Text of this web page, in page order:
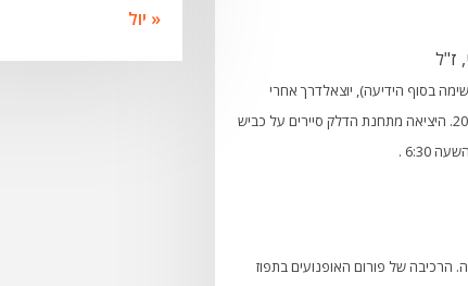
ז"ל
בסוף הידיעה), יוצאלדרך אחרי
סעודת ערב ראש השנה, בלילה שבין יום רביעי ליום חמישי, כלומר בין ה-28 וה-29 בספטמבר 2011. היציאה מתחנת הדלק סיירים על כביש
הרכיבה של פורום האופנועים בתפוז
« יול